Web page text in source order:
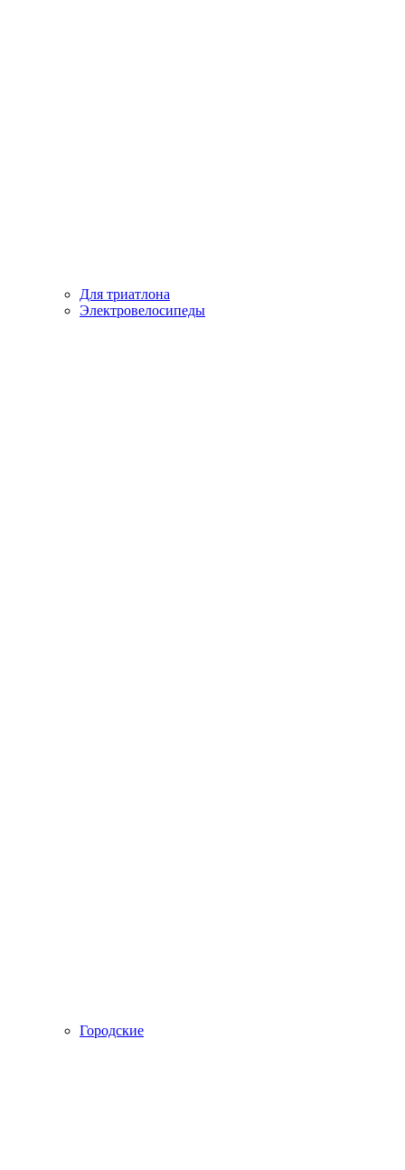
Для триатлона
Электровелосипеды
Городские